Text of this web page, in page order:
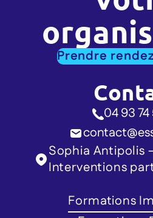
Prendre
04 93 74
Sophia Antipolis
Interventions
Formations